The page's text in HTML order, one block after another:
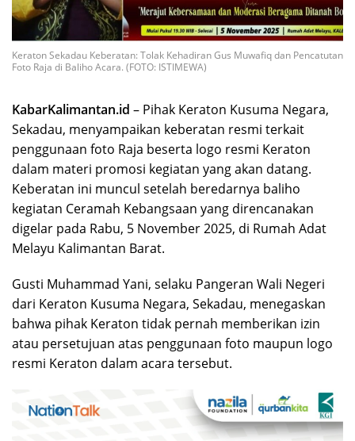
Keraton Sekadau Keberatan: Tolak Kehadiran Gus Muwafiq dan Pencatutan
Foto Raja di Baliho Acara. (FOTO: ISTIMEWA)
KabarKalimantan.id – Pihak Keraton Kusuma Negara,
Sekadau, menyampaikan keberatan resmi terkait
penggunaan foto Raja beserta logo resmi Keraton
dalam materi promosi kegiatan yang akan datang.
Keberatan ini muncul setelah beredarnya baliho
kegiatan Ceramah Kebangsaan yang direncanakan
digelar pada Rabu, 5 November 2025, di Rumah Adat
Melayu Kalimantan Barat.
Gusti Muhammad Yani, selaku Pangeran Wali Negeri
dari Keraton Kusuma Negara, Sekadau, menegaskan
bahwa pihak Keraton tidak pernah memberikan izin
atau persetujuan atas penggunaan foto maupun logo
resmi Keraton dalam acara tersebut.